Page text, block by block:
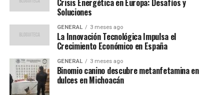
La Franja de Gaza y Cisjordania son dos de los
principales focos de conflicto, con ambas partes
reclamando derechos sobre estas tierras. La situación se
ha complicado aún más con la construcción de
asentamientos israelíes en territorios ocupados, lo que
ha sido condenado por la comunidad internacional.
Crisis Energética en Europa: Desafíos y
Soluciones
GENERAL 3 meses ago
La Innovación Tecnológica Impulsa el
Crecimiento Económico en España
GENERAL 3 meses ago
Binomio canino descubre metanfetamina en
dulces en Michoacán